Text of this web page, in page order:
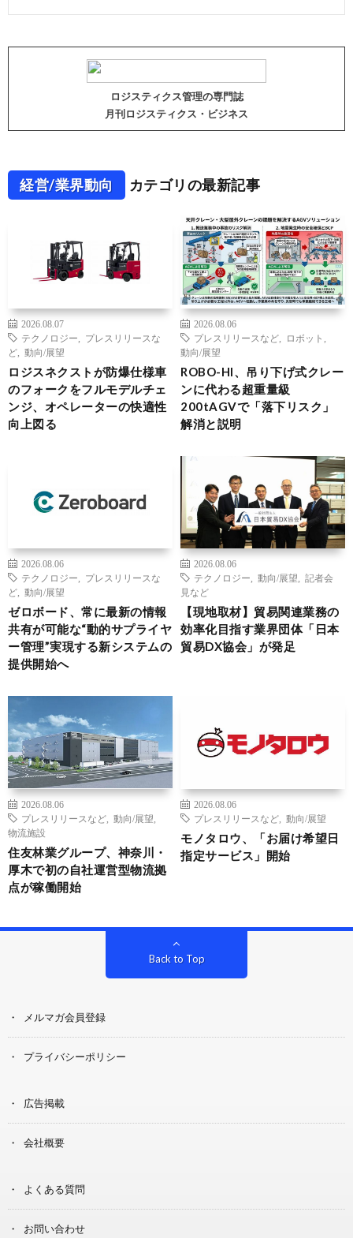
ロジスティクス管理の専門誌
月刊ロジスティクス・ビジネス
経営/業界動向 カテゴリの最新記事
2026.08.07
テクノロジー
プレスリリースな
ど
動向/展望
ロジスネクストが防爆仕様車
のフォークをフルモデルチェ
ンジ、オペレーターの快適性
向上図る
2026.08.06
プレスリリースなど
ロボット
動向/展望
ROBO-HI、吊り下げ式クレー
ンに代わる超重量級
200tAGVで「落下リスク」
解消と説明
2026.08.06
テクノロジー
プレスリリースな
ど
動向/展望
ゼロボード、常に最新の情報
共有が可能な“動的サプライヤ
ー管理”実現する新システムの
提供開始へ
2026.08.06
テクノロジー
動向/展望
記者会
見など
【現地取材】貿易関連業務の
効率化目指す業界団体「日本
貿易DX協会」が発足
2026.08.06
プレスリリースなど
動向/展望
物流施設
住友林業グループ、神奈川・
厚木で初の自社運営型物流拠
点が稼働開始
2026.08.06
プレスリリースなど
動向/展望
モノタロウ、「お届け希望日
指定サービス」開始
Back to Top
メルマガ会員登録
プライバシーポリシー
広告掲載
会社概要
よくある質問
お問い合わせ